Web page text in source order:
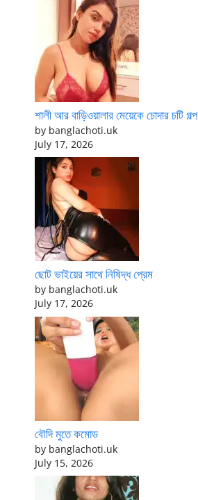
শালী আর বাড়িওয়ালার মেয়েকে চোদার চটি গল্প
by banglachoti.uk
July 17, 2026
ছোট ভাইয়ের সাথে নিষিদ্ধ প্রেম
by banglachoti.uk
July 17, 2026
বৌদি মুতে কমোড
by banglachoti.uk
July 15, 2026